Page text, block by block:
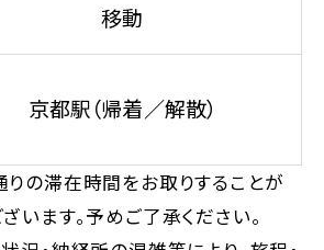
移動
京都駅（帰着／解散）
の滞在時間をお取りすることが
います。予めご了承ください。